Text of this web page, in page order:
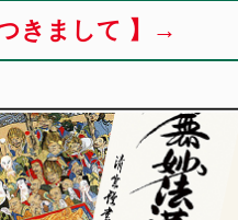
つきまして 】→